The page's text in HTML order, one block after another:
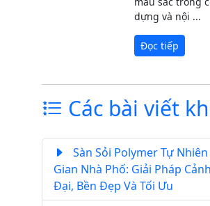
dựng và nội ...
Đọc tiếp
Các bài viết
Sàn Sỏi Polymer Tự
Gian Nhà Phố: Giải Pháp
Đại, Bền Đẹp Và Tối Ưu